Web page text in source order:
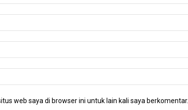
web saya di browser ini untuk lain kali saya berkomentar.